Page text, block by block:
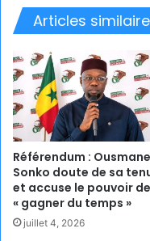
Articles
Référendum : Ousmane
Sonko doute de sa
et accuse le pouvoir de
« gagner du temps »
juillet 4, 2026